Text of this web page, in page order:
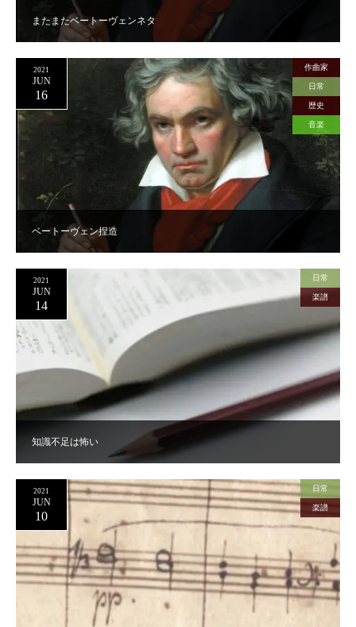
またまたベートーヴェンネタ
ベートーヴェン捏造
2021
JUN
16
作曲家
日常
歴史
音楽
知識不足は怖い
2021
JUN
14
日常
楽譜
2021
JUN
10
日常
楽譜